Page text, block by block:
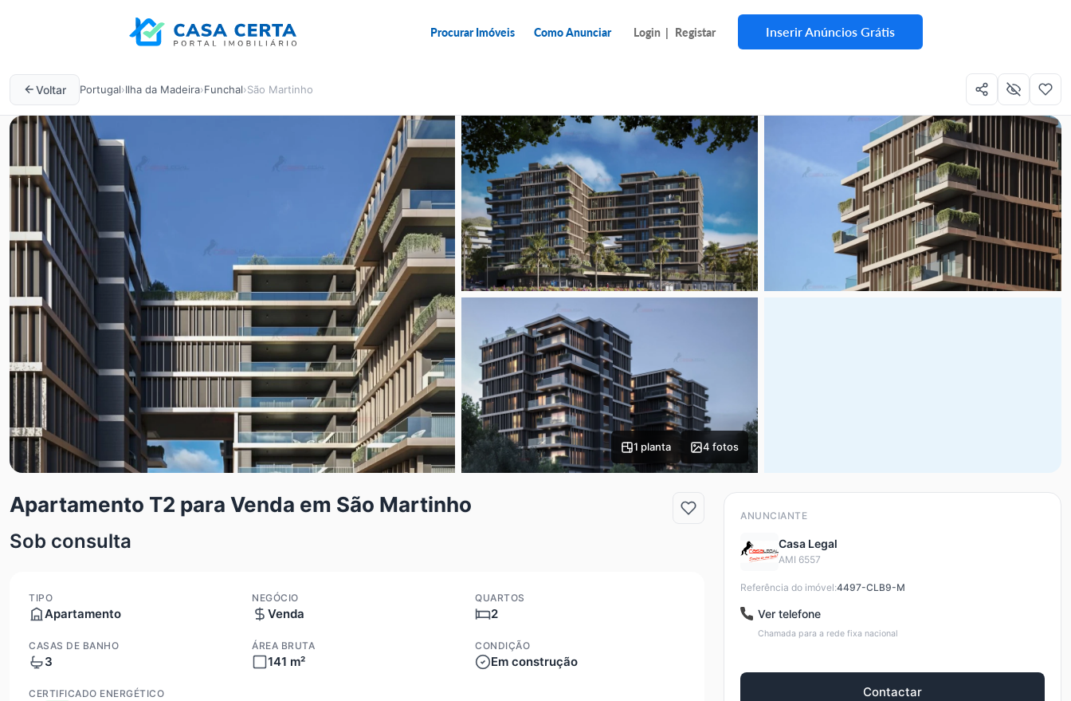
Procurar Imóveis Como Anunciar Login | Registar Inserir Anúncios Grátis
Voltar Portugal›Ilha da Madeira›Funchal›São Martinho
1 planta 4 fotos
Apartamento T2 para Venda em São Martinho
Sob consulta
TIPO
Apartamento
NEGÓCIO
Venda
QUARTOS
2
CASAS DE BANHO
3
ÁREA BRUTA
141 m²
CONDIÇÃO
Em construção
CERTIFICADO ENERGÉTICO
ANUNCIANTE
Casa Legal
AMI 6557
Referência do imóvel:4497-CLB9-M
Ver telefone
Chamada para a rede fixa nacional
Contactar